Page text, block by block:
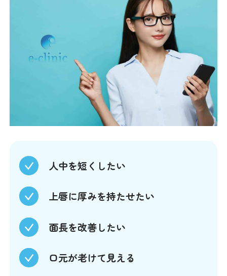
人中を短くしたい
上唇に厚みを持たせたい
面長を改善したい
口元が老けて見える